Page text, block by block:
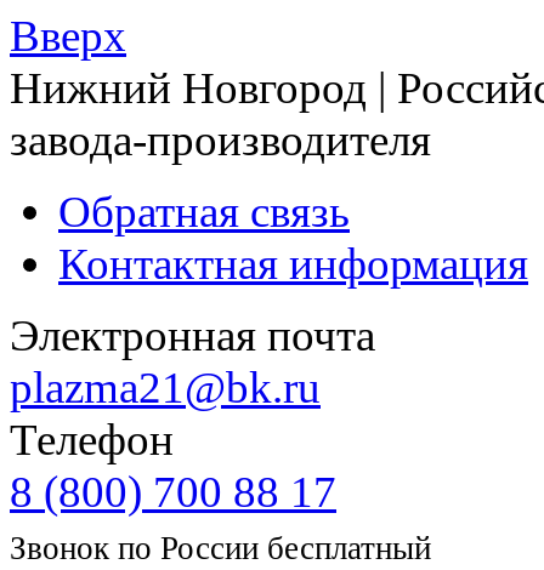
Вверх
Нижний Новгород |
завода-производителя
Обратная связь
Контактная информация
Электронная почта
plazma21@bk.ru
Телефон
8 (800) 700 88 17
Звонок по России бесплатный